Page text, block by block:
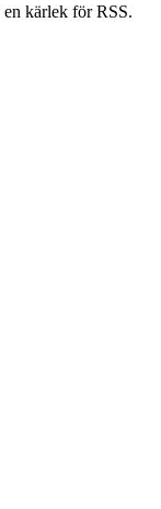
kärlek för RSS.